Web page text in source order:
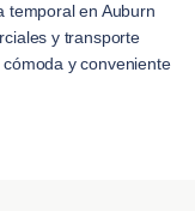
temporal en Auburn
y transporte
y conveniente